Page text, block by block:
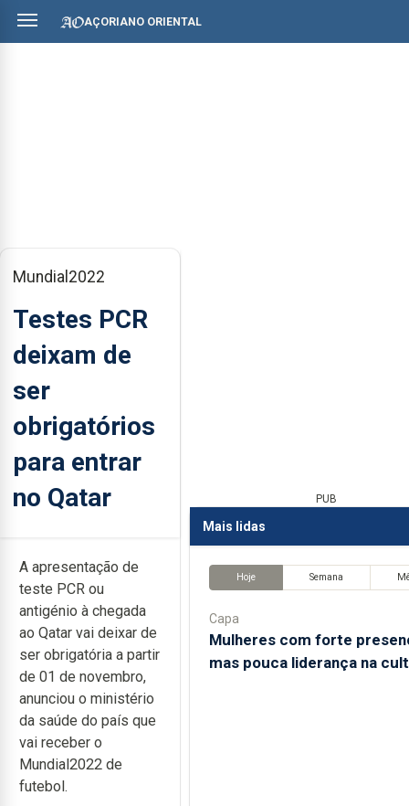
AÇORIANO ORIENTAL
Mundial2022
Testes PCR
deixam de
ser
obrigatórios
para entrar
no Qatar
A apresentação de
teste PCR ou
antigénio à chegada
ao Qatar vai deixar de
ser obrigatória a partir
de 01 de novembro,
anunciou o ministério
da saúde do país que
vai receber o
Mundial2022 de
futebol.
PUB
Mais lidas
Hoje Semana
Capa
Mulheres com forte
mas pouca liderança na